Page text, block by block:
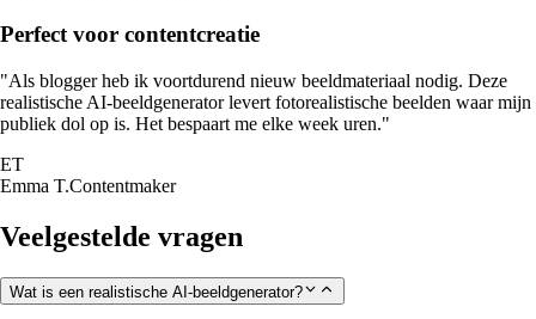
Perfect voor contentcreatie
"Als blogger heb ik voortdurend nieuw beeldmateriaal nodig. Deze
realistische AI-beeldgenerator levert fotorealistische beelden waar mijn
publiek dol op is. Het bespaart me elke week uren."
ET
Emma T.Contentmaker
Veelgestelde vragen
Wat is een realistische AI-beeldgenerator?